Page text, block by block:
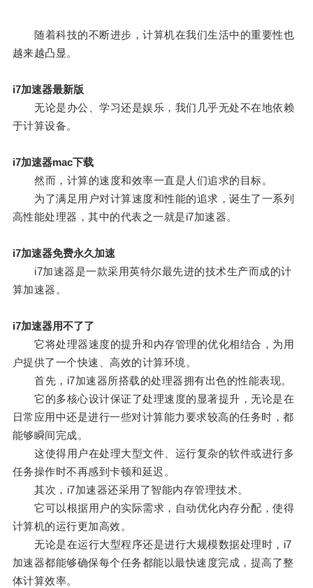
随着科技的不断进步，计算机在我们生活中的重要性也
越来越凸显。
i7加速器最新版
无论是办公、学习还是娱乐，我们几乎无处不在地依赖
于计算设备。
i7加速器mac下载
然而，计算的速度和效率一直是人们追求的目标。
为了满足用户对计算速度和性能的追求，诞生了一系列
高性能处理器，其中的代表之一就是i7加速器。
i7加速器免费永久加速
i7加速器是一款采用英特尔最先进的技术生产而成的计
算加速器。
i7加速器用不了了
它将处理器速度的提升和内存管理的优化相结合，为用
户提供了一个快速、高效的计算环境。
首先，i7加速器所搭载的处理器拥有出色的性能表现。
它的多核心设计保证了处理速度的显著提升，无论是在
日常应用中还是进行一些对计算能力要求较高的任务时，都
能够瞬间完成。
这使得用户在处理大型文件、运行复杂的软件或进行多
任务操作时不再感到卡顿和延迟。
其次，i7加速器还采用了智能内存管理技术。
它可以根据用户的实际需求，自动优化内存分配，使得
计算机的运行更加高效。
无论是在运行大型程序还是进行大规模数据处理时，i7
加速器都能够确保每个任务都能以最快速度完成，提高了整
体计算效率。